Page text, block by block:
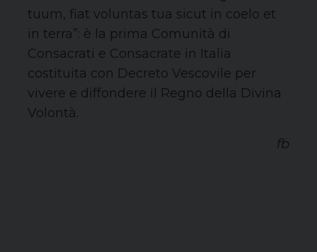
tuum, fiat voluntas tua sicut in coelo et
in terra”: è la prima Comunità di
Consacrati e Consacrate in Italia
costituita con Decreto Vescovile per
vivere e diffondere il Regno della Divina
Volontà.
fb